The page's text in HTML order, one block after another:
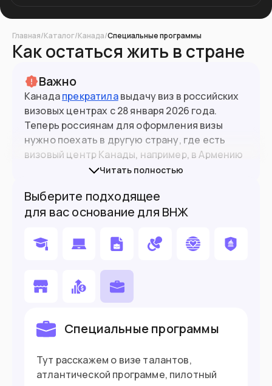
Главная/Каталог/Канада/Специальные программы
Как остаться жить в стране
Важно
Канадапрекратилавыдачу виз в российских
визовых центрах c 28 января 2026 года.
Теперь россиянам для оформления визы
нужно поехать в другую страну, где есть
визовый центр Канады, например, в Армению
или Казахстан.
Население 41.6 млн
Подойдет вам если
Готовы сдавать языковой тест
Можете ждать релокации долго
Хотите поступить в вуз
У вас есть профессия, которая
Вы талантливы: творческий человек или
Читать полностью
Выберите подходящее
для вас основание для ВНЖ
Специальные программы
Тут расскажем о визе талантов,
атлантической программе, пилотный